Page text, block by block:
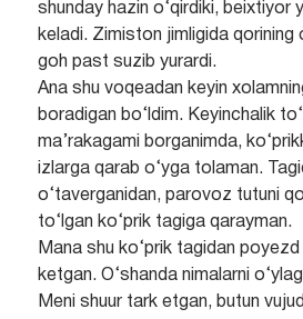
shunday hazin o‘qirdiki, beixtiyor
keladi. Zimiston jimligida qorining
goh past suzib yurardi.
Ana shu voqeadan keyin
boradigan bo‘ldim. Keyinchalik
ma’rakagami borganimda,
izlarga qarab o‘yga tolaman.
o‘taverganidan, parovoz tutuni
to‘lgan ko‘prik tagiga qarayman.
Mana shu ko‘prik tagidan poyezd
ketgan. O‘shanda nimalarni
Meni shuur tark etgan, butun